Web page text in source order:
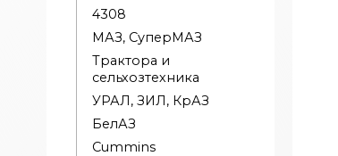
4308
МАЗ, СуперМАЗ
Трактора и
сельхозтехника
УРАЛ, ЗИЛ, КрАЗ
БелАЗ
Cummins